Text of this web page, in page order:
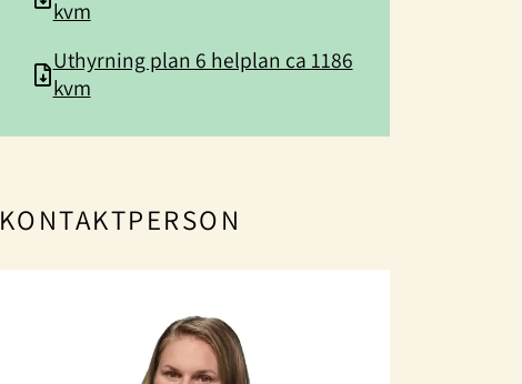
kvm
Uthyrning plan 6 helplan ca 1186
kvm
KONTAKTPERSON